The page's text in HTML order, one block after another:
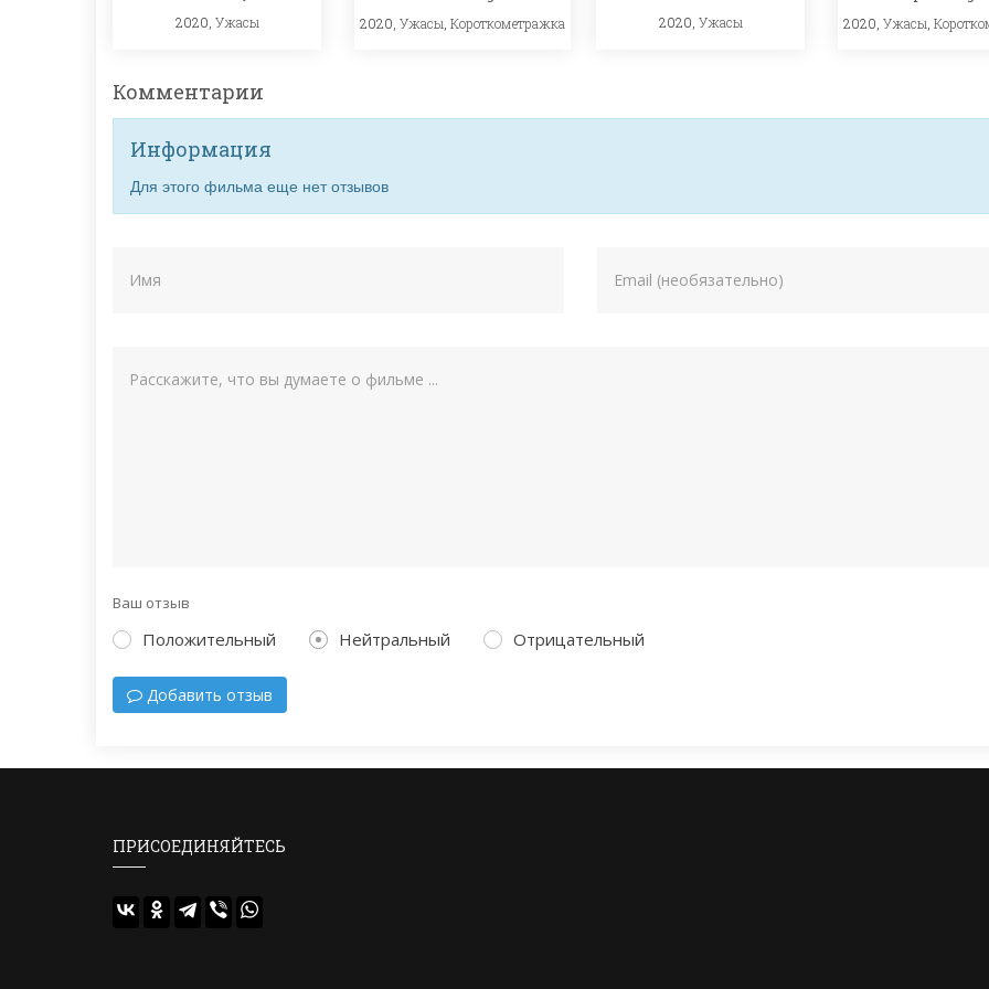
2020, Ужасы 2020, Ужасы Короткометражка 2020, Ужасы 2020, Ужасы
Комментарии
Информация
Для этого фильма еще нет отзывов
Ваш отзыв
Положительный Нейтральный Отрицательный
Добавить отзыв
ПРИСОЕДИНЯЙТЕСЬ